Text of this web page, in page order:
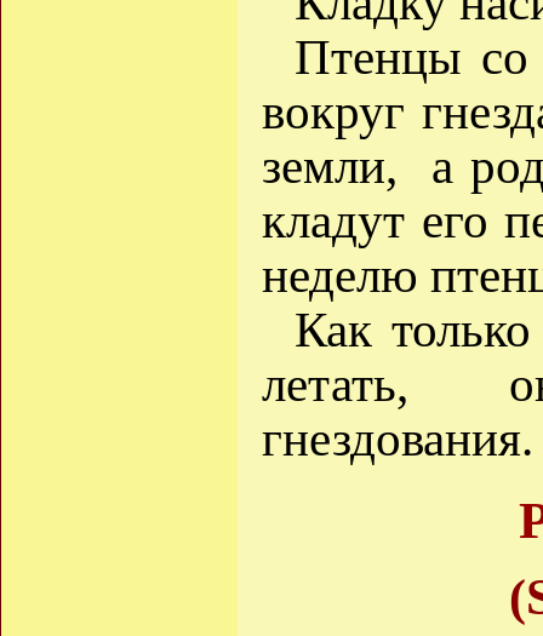
Птенцы со
вокруг
земли, а
кладут его
неделю
Как
летать,
гнездования.